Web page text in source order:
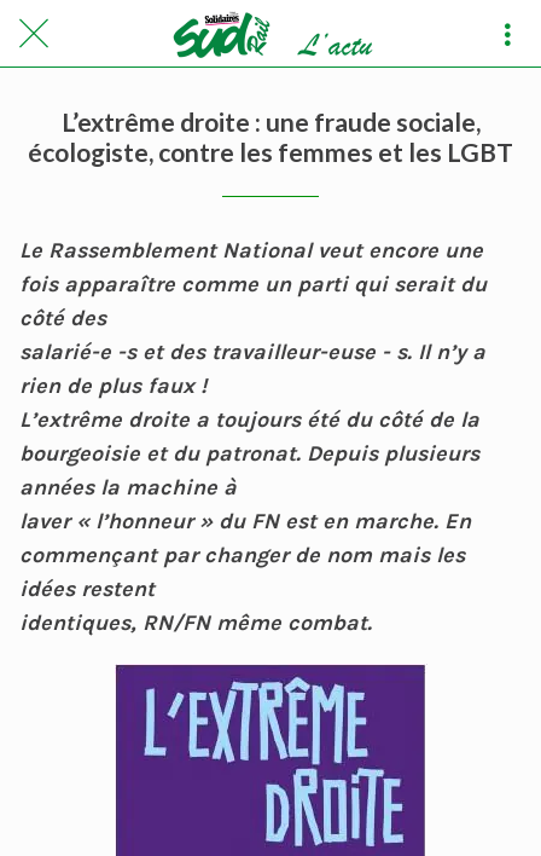
L’extrême droite : une fraude sociale,
écologiste, contre les femmes et les LGBT
Le Rassemblement National veut encore une
fois apparaître comme un parti qui serait du
côté des
salarié-e -s et des travailleur-euse - s. Il n’y a
rien de plus faux !
L’extrême droite a toujours été du côté de la
bourgeoisie et du patronat. Depuis plusieurs
années la machine à
laver « l’honneur » du FN est en marche. En
commençant par changer de nom mais les
idées restent
identiques, RN/FN même combat.